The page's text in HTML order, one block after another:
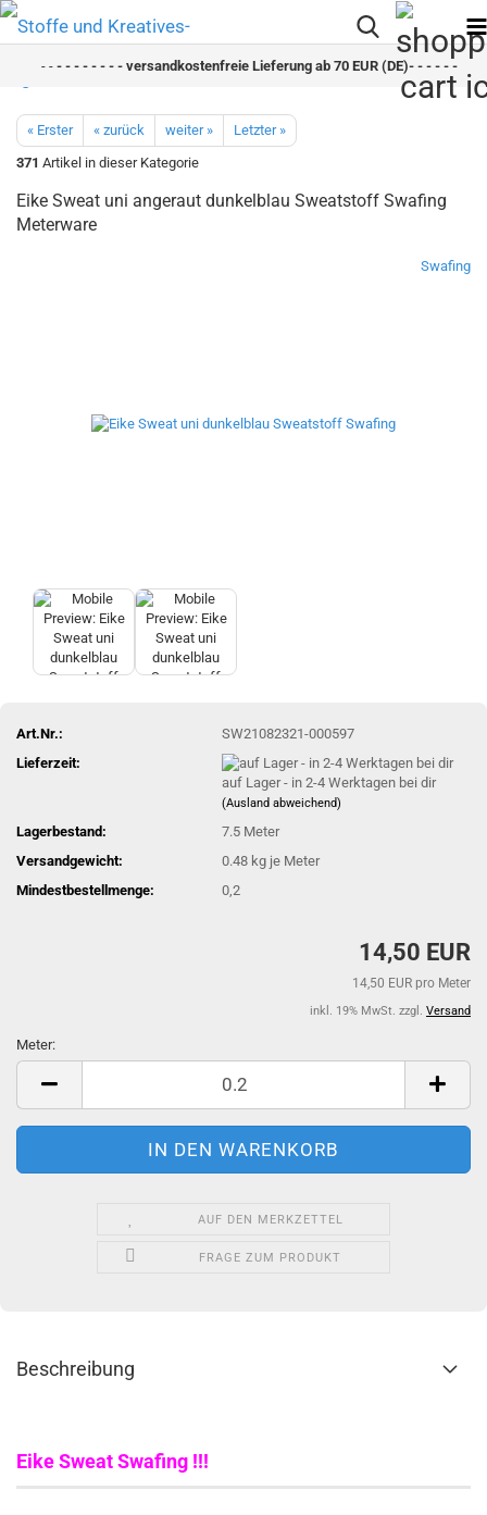
- - - - - - - - versandkostenfreie Lieferung ab 70 EUR (DE)- - - - - - - -
« Erster « zurück weiter »
Letzter »
371 Artikel in dieser Kategorie
Eike Sweat uni angeraut dunkelblau Sweatstoff Swafing
Meterware
Swafing
Art.Nr.:
SW21082321-000597
Lieferzeit:
auf Lager - in 2-4 Werktagen bei dir
(Ausland abweichend)
Lagerbestand: 7.5 Meter
Versandgewicht:
0.48 kg je Meter
Mindestbestellmenge:
0,2
14,50 EUR
14,50 EUR pro Meter
inkl. 19% MwSt. zzgl. Versand
Meter:
Meter
AUF DEN MERKZETTEL
FRAGE ZUM PRODUKT
Beschreibung
Eike Sweat Swafing !!!